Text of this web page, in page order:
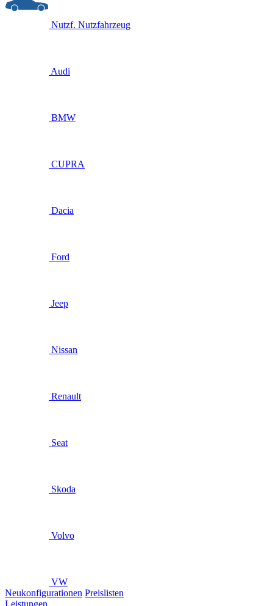
Nutzf. Nutzfahrzeug
Audi
BMW
CUPRA
Dacia
Ford
Jeep
Nissan
Renault
Seat
Skoda
Volvo
VW
Neukonfigurationen Preislisten
Leistungen